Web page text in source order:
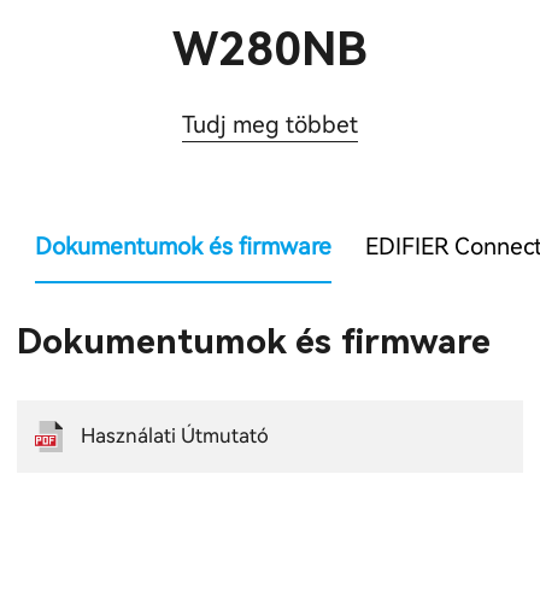
W280NB
Tudj meg többet
Dokumentumok és firmware EDIFIER
Dokumentumok és firmware
Használati Útmutató